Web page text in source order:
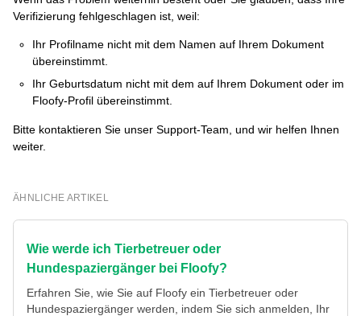
Verifizierung fehlgeschlagen ist, weil:
Ihr Profilname nicht mit dem Namen auf Ihrem Dokument
übereinstimmt.
Ihr Geburtsdatum nicht mit dem auf Ihrem Dokument oder im
Floofy-Profil übereinstimmt.
Bitte kontaktieren Sie unser Support-Team, und wir helfen Ihnen
weiter.
ÄHNLICHE ARTIKEL
Wie werde ich Tierbetreuer oder
Hundespaziergänger bei Floofy?
Erfahren Sie, wie Sie auf Floofy ein Tierbetreuer oder
Hundespaziergänger werden, indem Sie sich anmelden, Ihr